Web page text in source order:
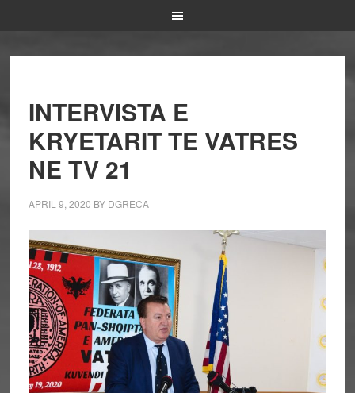
INTERVISTA E
KRYETARIT TE VATRES
NE TV 21
APRIL 9, 2020 BY DGRECA